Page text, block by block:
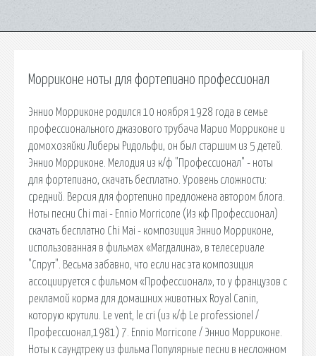
Морриконе ноты для фортепиано профессионал
Эннио Морриконе родился 10 ноября 1928 года в семье
профессионального джазового трубача Марио Морриконе и
домохозяйки Либеры Ридольфи, он был старшим из 5 детей.
Эннио Морриконе. Мелодия из к/ф "Профессионал" - ноты
для фортепиано, скачать бесплатно. Уровень сложности:
средний. Версия для фортепино предложена автором блога.
Ноты песни Chi mai - Ennio Morricone (Из кф Профессионал)
скачать бесплатно Chi Mai - композиция Эннио Морриконе,
использованная в фильмах «Магдалина», в телесериале
"Спрут". Весьма забавно, что если нас эта композиция
ассоциируется с фильмом «Профессионал», то у французов с
рекламой корма для домашних животных Royal Canin,
которую крутили. Le vent, le cri (из к/ф Le professionel /
Профессионал,1981) 7. Ennio Morricone / Эннио Морриконе.
Ноты к саундтреку из фильма Популярные песни в несложном